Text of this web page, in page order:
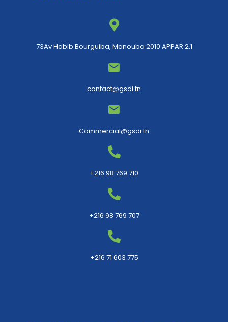
73Av Habib Bourguiba, Manouba 2010 APPAR 2.1
contact@gsdi.tn
Commercial@gsdi.tn
+216 98 769 710
+216 98 769 707
+216 71 603 775